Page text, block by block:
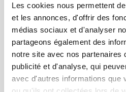
Les cookies nous permettent
et les annonces, d'offrir des
médias sociaux et d'analyser
partageons également des
notre site avec nos partenaires
publicité et d'analyse, qui
avec d'autres informations que
Pedro M
Responsable
digital